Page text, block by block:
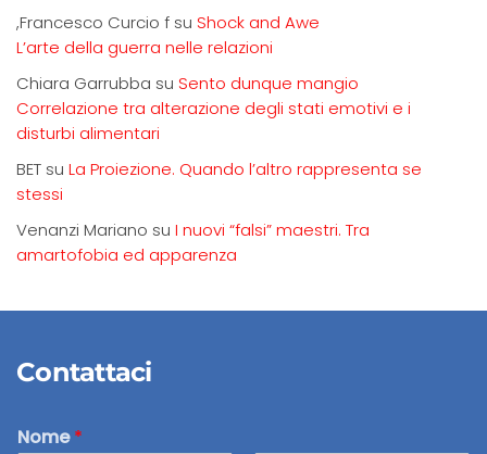
,Francesco Curcio f su Shock and Awe
L’arte della guerra nelle relazioni
Chiara Garrubba su Sento dunque mangio
Correlazione tra alterazione degli stati emotivi e i
disturbi alimentari
BET su La Proiezione. Quando l’altro rappresenta se
stessi
Venanzi Mariano su I nuovi “falsi” maestri. Tra
amartofobia ed apparenza
Contattaci
Nome*